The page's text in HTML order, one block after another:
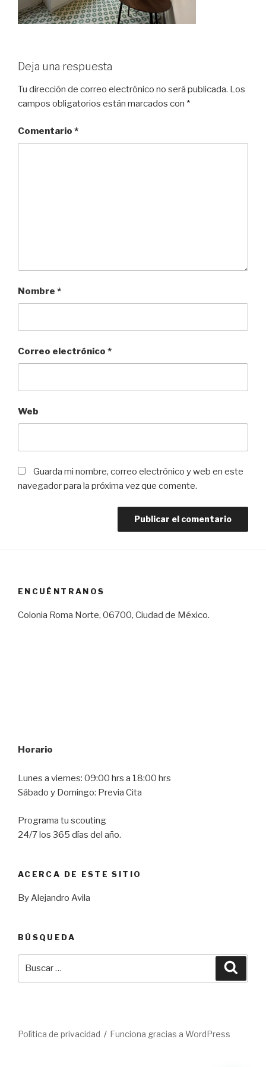
Deja una respuesta
Tu dirección de correo electrónico no será publicada. Los
campos obligatorios están marcados con *
Comentario *
Nombre *
Correo electrónico *
Web
Guarda mi nombre, correo electrónico y web en este
navegador para la próxima vez que comente.
ENCUÉNTRANOS
Colonia Roma Norte, 06700, Ciudad de México.
Horario
Lunes a viernes: 09:00 hrs a 18:00 hrs
Sábado y Domingo: Previa Cita
Programa tu scouting
24/7 los 365 días del año.
ACERCA DE ESTE SITIO
By Alejandro Avila
BÚSQUEDA
Política de privacidad Funciona gracias a WordPress